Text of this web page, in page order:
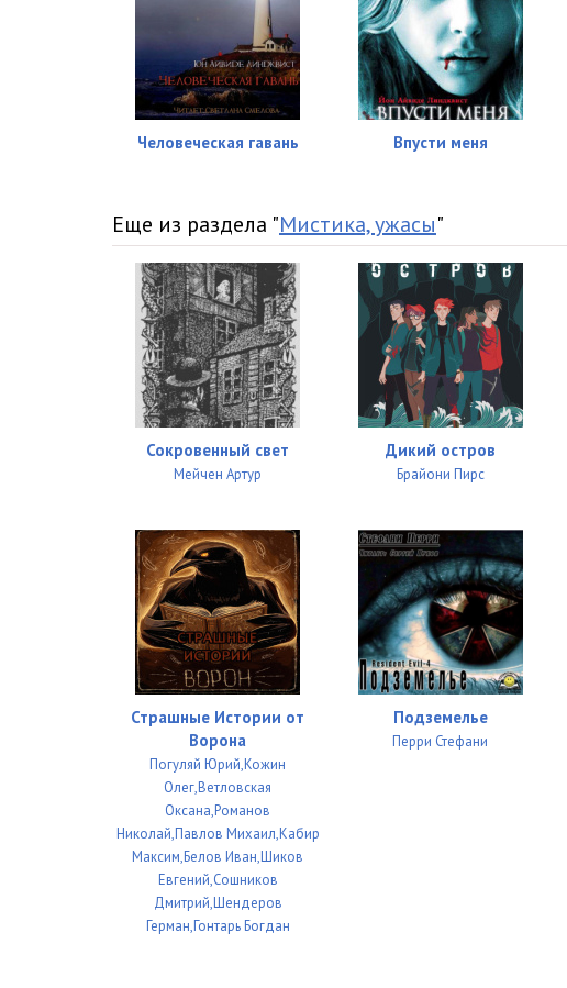
Человеческая гавань Впусти меня
Еще из раздела "Мистика, ужасы"
Сокровенный свет
Мейчен Артур
Дикий остров
Брайони Пирс
Страшные Истории от
Ворона
Погуляй Юрий,Кожин
Олег,Ветловская
Оксана,Романов
Николай,Павлов Михаил,Кабир
Максим,Белов Иван,Шиков
Евгений,Сошников
Дмитрий,Шендеров
Герман,Гонтарь Богдан
Подземелье
Перри Стефани